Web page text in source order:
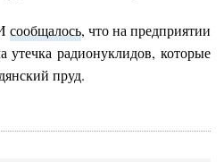
сообщалось, что на предприятии
утечка радионуклидов, которые
пруд.